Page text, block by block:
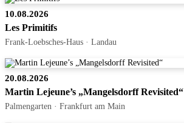
10.08.2026
Les Primitifs
Frank-Loebsches-Haus · Landau
20.08.2026
Martin Lejeune’s „Mangelsdorff Revisited“
Palmengarten · Frankfurt am Main